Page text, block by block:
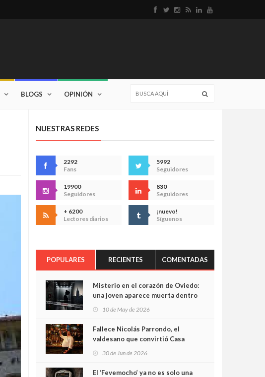
BLOGS OPINIÓN
NUESTRAS REDES
2292
Fans
5992
Seguidores
19900
Seguidores
830
Seguidores
+ 6200
Lectores diarios
¡nuevo!
Síguenos
POPULARES RECIENTES COMENTADAS
Misterio en el corazón de Oviedo:
una joven aparece muerta dentro
cámaras captan sus últimos
minutos
10 de May de 2026
Fallece Nicolás Parrondo, el
valdesano que convirtió Casa
30 de Jun de 2026
El ‘Fevemocho’ ya no es solo una